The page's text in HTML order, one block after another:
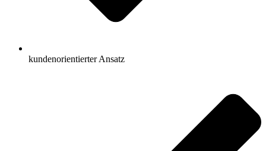
kundenorientierter Ansatz